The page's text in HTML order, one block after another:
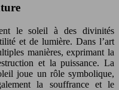
le soleil à des divinités
et de lumière. Dans l’art
manières, exprimant la
et la puissance. La
joue un rôle symbolique,
la souffrance et le